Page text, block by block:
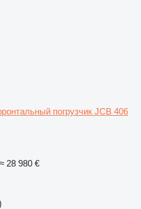
погрузчик JCB 406
≈ 28 980 €